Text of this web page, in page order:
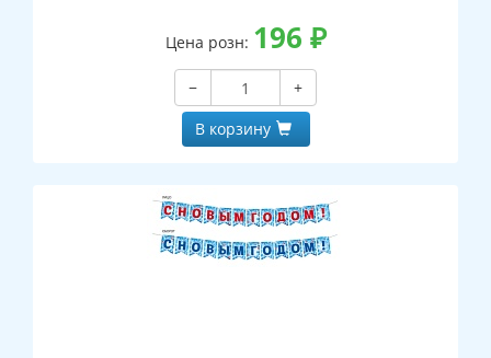
Цена розн: 196 ₽
−
+
В корзину